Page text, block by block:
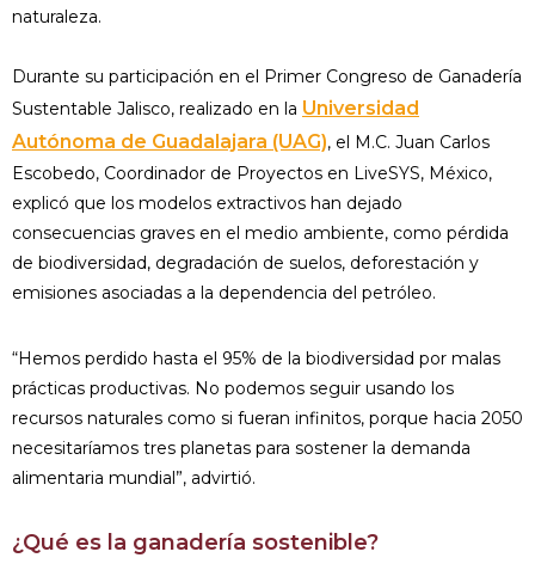
naturaleza.
Durante su participación en el Primer Congreso de Ganadería
Sustentable Jalisco, realizado en la Universidad
Autónoma de Guadalajara (UAG), el M.C. Juan Carlos
Escobedo, Coordinador de Proyectos en LiveSYS, México,
explicó que los modelos extractivos han dejado
consecuencias graves en el medio ambiente, como pérdida
de biodiversidad, degradación de suelos, deforestación y
emisiones asociadas a la dependencia del petróleo.
“Hemos perdido hasta el 95% de la biodiversidad por malas
prácticas productivas. No podemos seguir usando los
recursos naturales como si fueran infinitos, porque hacia 2050
necesitaríamos tres planetas para sostener la demanda
alimentaria mundial”, advirtió.
¿Qué es la ganadería sostenible?